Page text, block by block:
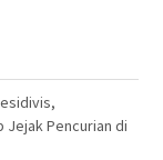
Jejak Pencurian di